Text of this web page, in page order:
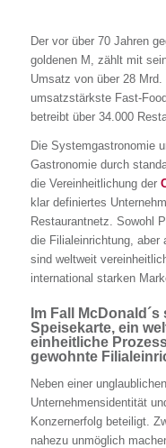
Der vor über 70 Jahren
goldenen M, zählt mit
Umsatz von über 28
umsatzstärkste Fast-
betreibt über 34.000
Die Systemgastronomie
Gastronomie durch
die Vereinheitlichung der
klar definiertes
Restaurantnetz. Sowohl
die Filialeinrichtung, aber
sind weltweit
international starken
Im Fall
Speisekarte, ein
einheitliche
gewohnte
Neben einer
Unternehmensidentität
Konzernerfolg beteiligt.
nahezu unmöglich